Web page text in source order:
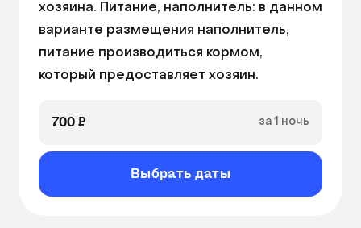
хозяина. Питание, наполнитель: в данном
варианте размещения наполнитель,
питание производиться кормом,
который предоставляет хозяин.
700 ₽ за 1 ночь
Выбрать даты